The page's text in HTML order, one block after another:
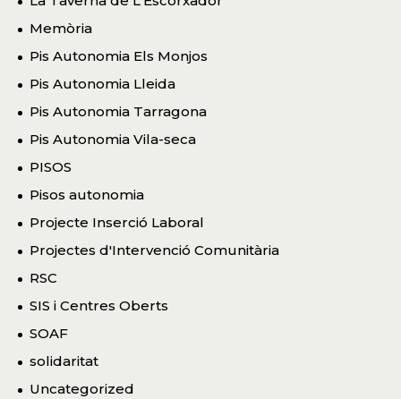
Memòria
Pis Autonomia Els Monjos
Pis Autonomia Lleida
Pis Autonomia Tarragona
Pis Autonomia Vila-seca
PISOS
Pisos autonomia
Projecte Inserció Laboral
Projectes d'Intervenció Comunitària
RSC
SIS i Centres Oberts
SOAF
solidaritat
Uncategorized